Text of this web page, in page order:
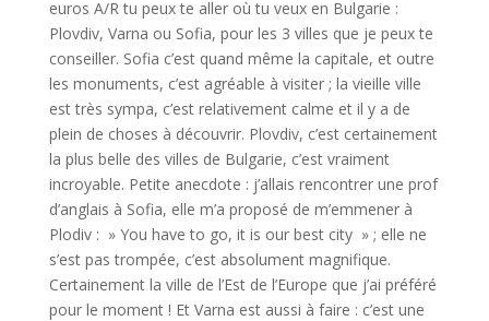
euros A/R tu peux te aller où tu veux en Bulgarie :
Plovdiv, Varna ou Sofia, pour les 3 villes que je peux te
conseiller. Sofia c’est quand même la capitale, et outre
les monuments, c’est agréable à visiter ; la vieille ville
est très sympa, c’est relativement calme et il y a de
plein de choses à découvrir. Plovdiv, c’est certainement
la plus belle des villes de Bulgarie, c’est vraiment
incroyable. Petite anecdote : j’allais rencontrer une prof
d’anglais à Sofia, elle m’a proposé de m’emmener à
Plodiv : » You have to go, it is our best city » ; elle ne
s’est pas trompée, c’est absolument magnifique.
Certainement la ville de l’Est de l’Europe que j’ai préféré
pour le moment ! Et Varna est aussi à faire : c’est une